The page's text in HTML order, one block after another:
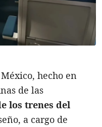
hecho en
de las
los trenes del
a cargo de